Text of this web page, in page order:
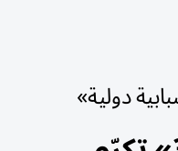
دولية»